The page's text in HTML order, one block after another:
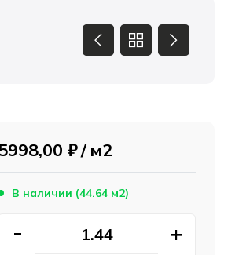
₽ м2
В наличии (44.64 м2)